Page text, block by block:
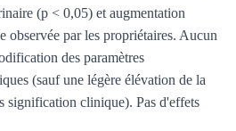
(p < 0,05) et augmentation
observée par les propriétaires. Aucun
des paramètres
(sauf une légère élévation de la
signification clinique). Pas d'effets